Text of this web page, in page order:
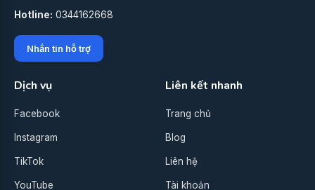
Hotline: 0344162668
Nhắn tin hỗ trợ
Dịch vụ
Facebook
Instagram
TikTok
YouTube
Liên kết nhanh
Trang chủ
Blog
Liên hệ
Tài khoản